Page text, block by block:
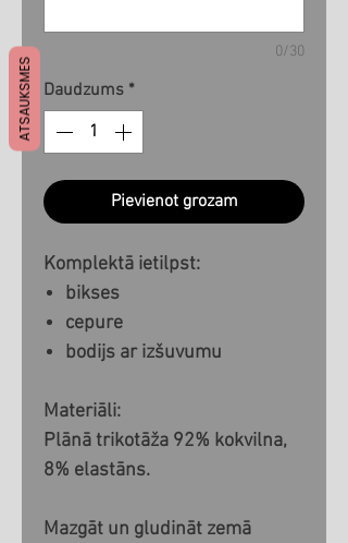
0/30
Daudzums *
Pievienot grozam
Komplektā ietilpst:
bikses
cepure
bodijs ar izšuvumu
Materiāli:
Plānā trikotāža 92% kokvilna,
8% elastāns.
Mazgāt un gludināt zemā
ATSAUKSMES